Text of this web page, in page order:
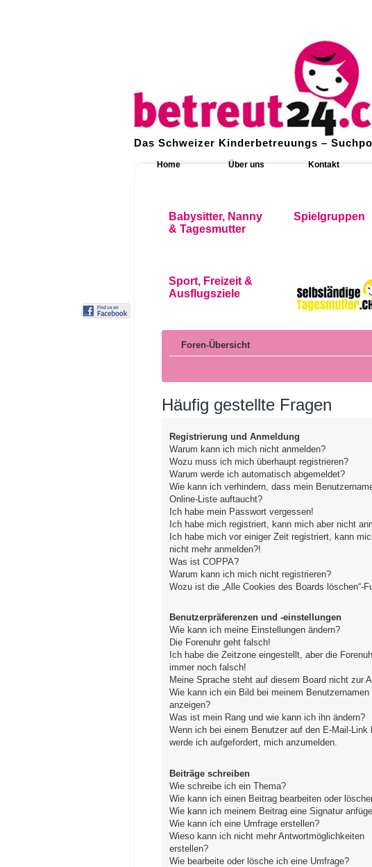
Das Schweizer Kinderbetreuungs –
Home Über uns Kontakt
Babysitter, Nanny
& Tagesmutter
Spielgruppen
Sport, Freizeit &
Ausflugsziele
Foren-Übersicht
Häufig gestellte Fragen
Registrierung und Anmeldung
Warum kann ich mich nicht anmelden?
Wozu muss ich mich überhaupt registrieren?
Warum werde ich automatisch abgemeldet?
Wie kann ich verhindern, dass mein
Online-Liste auftaucht?
Ich habe mein Passwort vergessen!
Ich habe mich registriert, kann mich aber nicht
Ich habe mich vor einiger Zeit registriert, kann
nicht mehr anmelden?!
Was ist COPPA?
Warum kann ich mich nicht registrieren?
Wozu ist die „Alle Cookies des Boards löschen“-
Benutzerpräferenzen und -einstellungen
Wie kann ich meine Einstellungen ändern?
Die Forenuhr geht falsch!
Ich habe die Zeitzone eingestellt, aber die
immer noch falsch!
Meine Sprache steht auf diesem Board nicht zur
Wie kann ich ein Bild bei meinem Benutzernamen
anzeigen?
Was ist mein Rang und wie kann ich ihn ändern?
Wenn ich bei einem Benutzer auf den E-Mail-Link
werde ich aufgefordert, mich anzumelden.
Beiträge schreiben
Wie schreibe ich ein Thema?
Wie kann ich einen Beitrag bearbeiten oder
Wie kann ich meinem Beitrag eine Signatur
Wie kann ich eine Umfrage erstellen?
Wieso kann ich nicht mehr Antwortmöglichkeiten
erstellen?
Wie bearbeite oder lösche ich eine Umfrage?